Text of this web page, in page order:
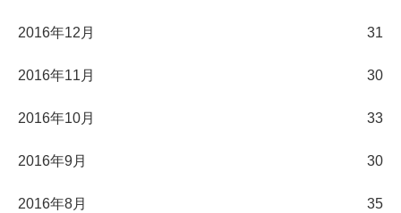
2016年12月 31
2016年11月 30
2016年10月 33
2016年9月 30
2016年8月 35